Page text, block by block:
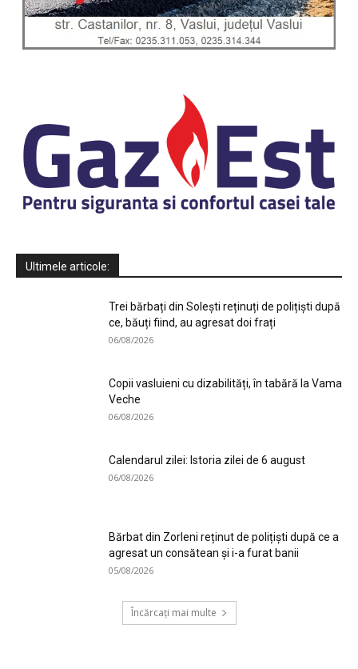
Ultimele articole:
Trei bărbați din Solești reținuți de polițiști după
ce, băuți fiind, au agresat doi frați
06/08/2026
Copii vasluieni cu dizabilități, în tabără la Vama
Veche
06/08/2026
Calendarul zilei: Istoria zilei de 6 august
06/08/2026
Bărbat din Zorleni reținut de polițiști după ce a
agresat un consătean și i-a furat banii
05/08/2026
Încărcați mai multe